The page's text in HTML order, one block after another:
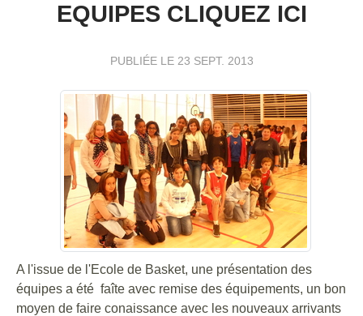
EQUIPES CLIQUEZ ICI
PUBLIÉE LE 23 SEPT. 2013
A l'issue de l'Ecole de Basket, une présentation des
équipes a été faîte avec remise des équipements, un bon
moyen de faire conaissance avec les nouveaux arrivants